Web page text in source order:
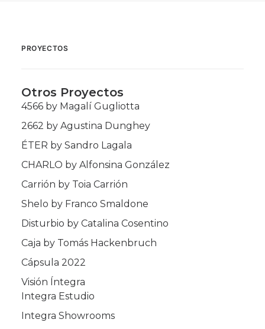
PROYECTOS
Otros Proyectos
4566 by Magalí Gugliotta
2662 by Agustina Dunghey
ÉTER by Sandro Lagala
CHARLO by Alfonsina González
Carrión by Toia Carrión
Shelo by Franco Smaldone
Disturbio by Catalina Cosentino
Caja by Tomás Hackenbruch
Cápsula 2022
Visión Íntegra
Integra Estudio
Integra Showrooms